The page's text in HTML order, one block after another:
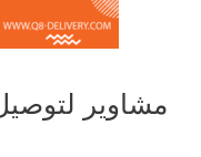
مشاوير